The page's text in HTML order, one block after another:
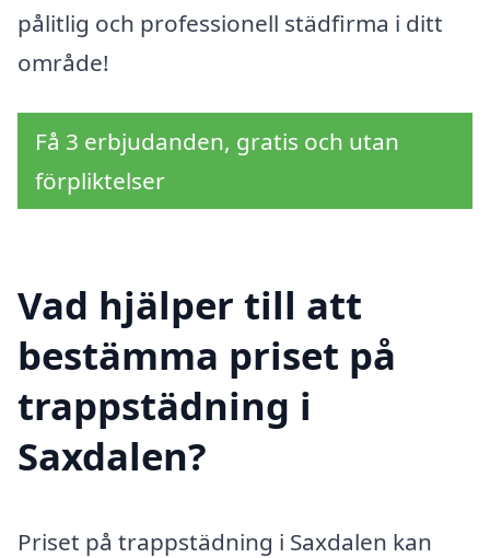
pålitlig och professionell städfirma i ditt
område!
Få 3 erbjudanden, gratis och utan
förpliktelser
Vad hjälper till att
bestämma priset på
trappstädning i
Saxdalen?
Priset på trappstädning i Saxdalen kan